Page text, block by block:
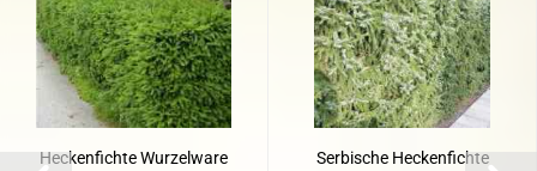
Heckenfichte Wurzelware
Serbische Heckenfichte